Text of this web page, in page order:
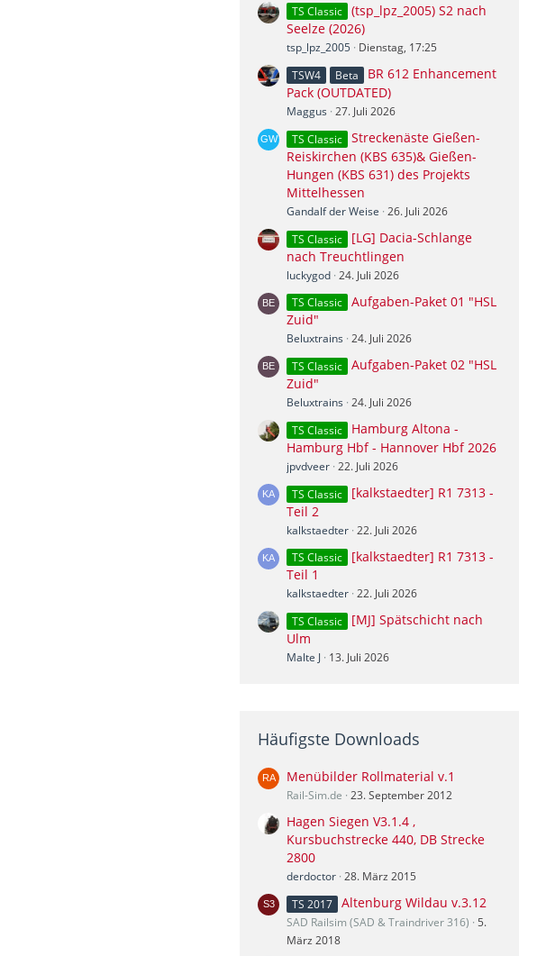
TS Classic (tsp_lpz_2005) S2 nach
Seelze (2026)
tsp_lpz_2005
Dienstag, 17:25
TSW4
Beta
BR 612 Enhancement
Pack (OUTDATED)
Maggus 27. Juli 2026
TS Classic Streckenäste Gießen-
Reiskirchen (KBS 635)& Gießen-
Hungen (KBS 631) des Projekts
Mittelhessen
Gandalf der Weise 26. Juli 2026
TS Classic
[LG] Dacia-Schlange
nach Treuchtlingen
luckygod 24. Juli 2026
TS Classic Aufgaben-Paket 01 "HSL
Zuid"
Beluxtrains 24. Juli 2026
TS Classic Aufgaben-Paket 02 "HSL
Zuid"
Beluxtrains 24. Juli 2026
TS Classic
Hamburg Altona -
Hamburg Hbf - Hannover Hbf 2026
jpvdveer 22. Juli 2026
TS Classic
[kalkstaedter] R1 7313 -
Teil 2
kalkstaedter 22. Juli 2026
TS Classic
[kalkstaedter] R1 7313 -
Teil 1
kalkstaedter 22. Juli 2026
TS Classic
[MJ] Spätschicht nach
Ulm
Malte J 13. Juli 2026
Häufigste Downloads
Menübilder Rollmaterial v.1
Rail-Sim.de 23. September 2012
Hagen Siegen V3.1.4 ,
Kursbuchstrecke 440, DB Strecke
2800
derdoctor 28. März 2015
TS 2017 Altenburg Wildau v.3.12
SAD Railsim (SAD & Traindriver 316) 5.
März 2018